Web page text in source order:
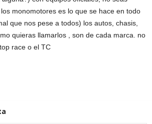
monomotores es lo que se hace en todo
que nos pese a todos) los autos, chasis,
quieras llamarlos , son de cada marca. no
race o el TC